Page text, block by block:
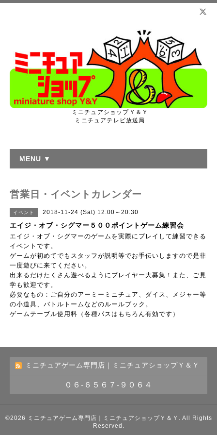
ミニチュアショップＹ＆Ｙ
ミニチュアテレビ放送局
MENU ▼
営業日・イベントカレンダー
イベント 2018-11-24 (Sat) 12:00～20:30
エイジ・オブ・シグマー５００ポイントゲーム練習会
エイジ・オブ・シグマーのゲームを実際にプレイして練習できる
イベントです。
ゲームが初めてでもスタッフが説明等でお手伝いしますので是非
一度遊びに来てください。
出来るだけたくさん遊べるようにプレイヤー大募集！また、ご見
学も歓迎です。
必要なもの：ご自分のアーミーミニチュア、ダイス、メジャー等
の小道具、バトルトームなどのルールブック。
ゲームテーブル使用料（各種パスはもちろん有効です）
ミニチュアゲーム専門店｜ミニチュアショップＹ＆Ｙ
０６-６５６７-９０６４
©2026 ミニチュアゲーム専門店｜ミニチュアショップＹ＆Ｙ . All Rights
Reserved.